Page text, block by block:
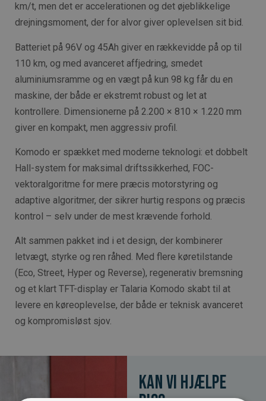
km/t, men det er accelerationen og det øjeblikkelige
drejningsmoment, der for alvor giver oplevelsen sit bid.
Batteriet på 96V og 45Ah giver en rækkevidde på op til
110 km, og med avanceret affjedring, smedet
aluminiumsramme og en vægt på kun 98 kg får du en
maskine, der både er ekstremt robust og let at
kontrollere. Dimensionerne på 2.200 × 810 × 1.220 mm
giver en kompakt, men aggressiv profil.
Komodo er spækket med moderne teknologi: et dobbelt
Hall-system for maksimal driftssikkerhed, FOC-
vektoralgoritme for mere præcis motorstyring og
adaptive algoritmer, der sikrer hurtig respons og præcis
kontrol – selv under de mest krævende forhold.
Alt sammen pakket ind i et design, der kombinerer
letvægt, styrke og ren råhed. Med flere køretilstande
(Eco, Street, Hyper og Reverse), regenerativ bremsning
og et klart TFT-display er Talaria Komodo skabt til at
levere en køreoplevelse, der både er teknisk avanceret
og kompromisløst sjov.
Kan vi hjælpe